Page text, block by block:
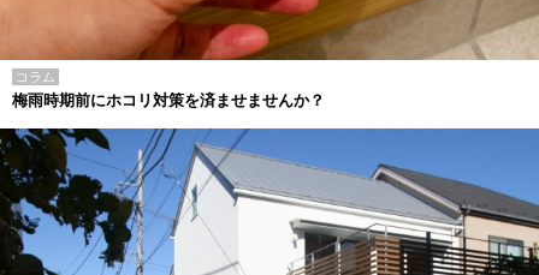
コラム
梅雨時期前にホコリ対策を済ませませんか？